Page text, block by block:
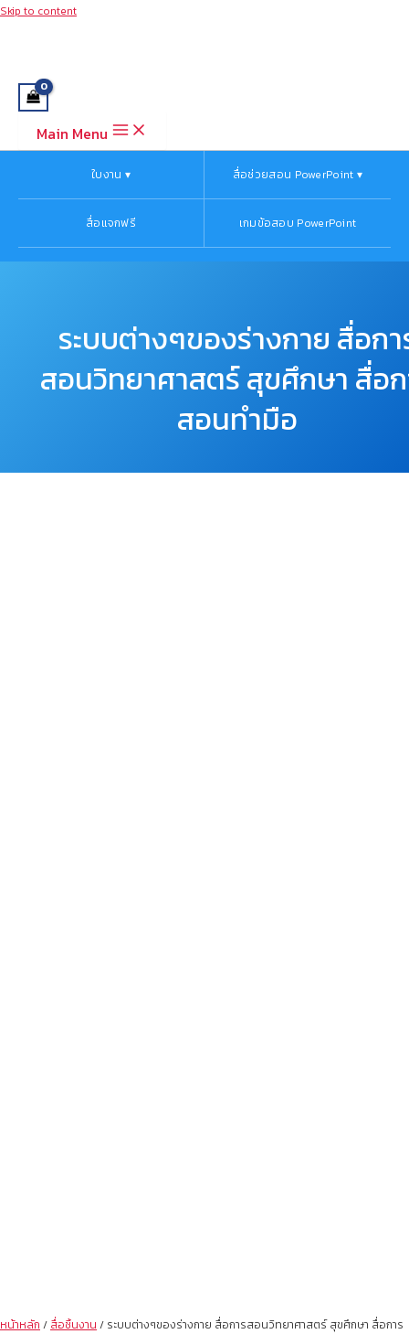
Skip to content
Main Menu
ใบงาน ▾ สื่อช่วยสอน PowerPoint ▾
สื่อแจกฟรี เกมข้อสอบ PowerPoint
ระบบต่างๆของร่างกาย สื่อก
สอนวิทยาศาสตร์ สุขศึกษา สื่อ
สอนทำมือ
หน้าหลัก / สื่อชิ้นงาน / ระบบต่างๆของร่างกาย สื่อการสอนวิทยาศาสตร์ สุขศึกษา สื่อการ